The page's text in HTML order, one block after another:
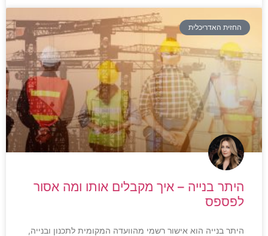
החזית האדריכלית
היתר בנייה – איך מקבלים אותו ומה אסור
לפספס
היתר בנייה הוא אישור רשמי מהוועדה המקומית לתכנון ובנייה,